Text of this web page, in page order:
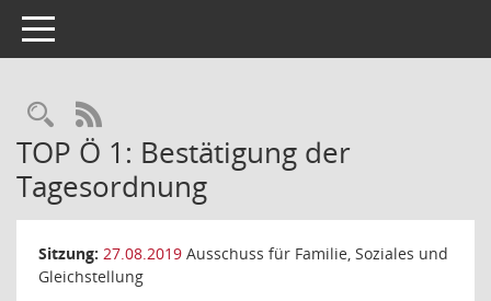
Toggle navigation
Rechercheauswahl
RSS-Feed
TOP Ö 1: Bestätigung der
Tagesordnung
Sitzung: 27.08.2019 Ausschuss für Familie, Soziales und
Gleichstellung